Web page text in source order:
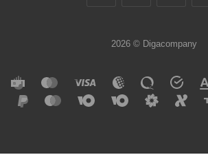
2026 © Digacompany